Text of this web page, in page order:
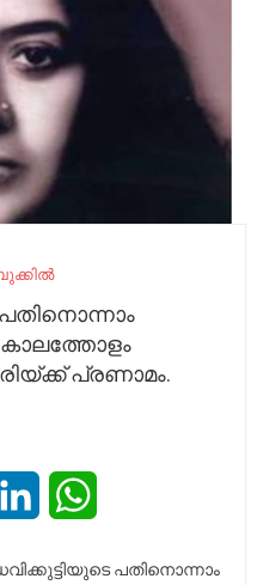
പതിനൊന്നാം
കാലത്തോളം
പ്രണാമം.
LinkedIn
പതിനൊന്നാം